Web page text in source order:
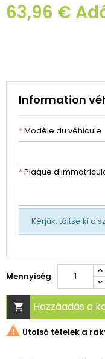
63,96 €
Information
*Modèle du véhicule
*Plaque
Kérjük, töltse ki a
Mennyiség
 Hozzáadás a
 Utolsó tételek a